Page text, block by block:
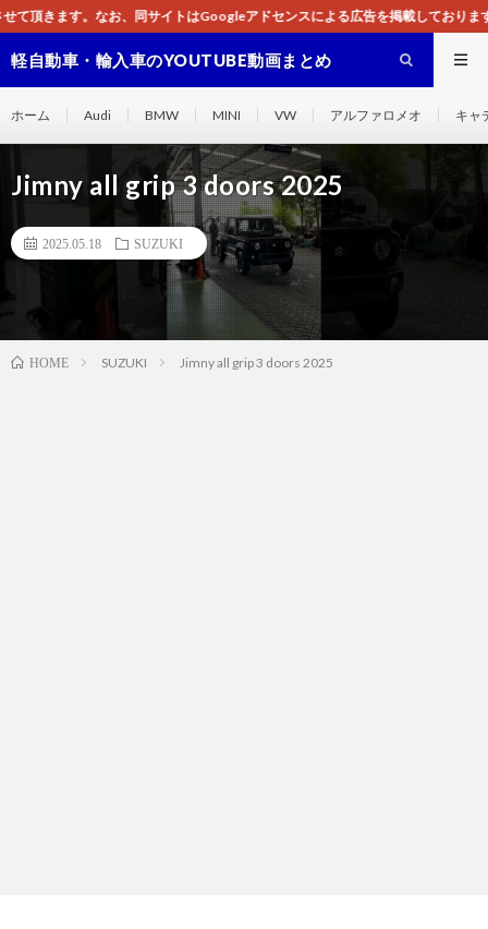
トはGoogleアドセンスによる広告を掲載しております。
軽自動車・輸入車のYOUTUBE動画まとめ
ホーム Audi BMW MINI VW アルファロメオ キャ
Jimny all grip 3 doors 2025
2025.05.18 SUZUKI
HOME SUZUKI Jimny all grip 3 doors 2025